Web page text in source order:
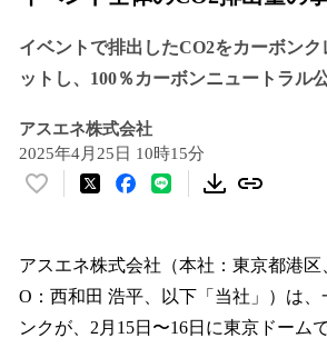
イベントで排出したCO2をカーボン
ットし、100％カーボンニュートラル
アスエネ株式会社
2025年4月25日 10時15分
い
！
数
を
読
アスエネ株式会社（本社：東京都港区
O：西和田 浩平、以下「当社」）は
ンクが、2月15日〜16日に東京ドーム